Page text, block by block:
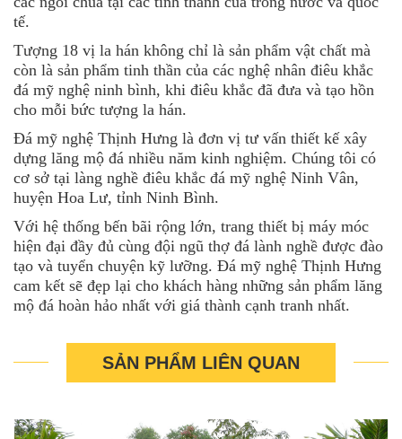
tế.
Tượng 18 vị la hán không chỉ là sản phẩm vật chất mà
còn là sản phẩm tinh thần của các nghệ nhân điêu khắc
đá mỹ nghệ ninh bình, khi điêu khắc đã đưa và tạo hồn
cho mỗi bức tượng la hán.
Đá mỹ nghệ Thịnh Hưng là đơn vị tư vấn thiết kế xây
dựng lăng mộ đá nhiều năm kinh nghiệm. Chúng tôi có
cơ sở tại làng nghề điêu khắc đá mỹ nghệ Ninh Vân,
huyện Hoa Lư, tỉnh Ninh Bình.
Với hệ thống bến bãi rộng lớn, trang thiết bị máy móc
hiện đại đầy đủ cùng đội ngũ thợ đá lành nghề được đào
tạo và tuyển chuyện kỹ lưỡng. Đá mỹ nghệ Thịnh Hưng
cam kết sẽ đẹp lại cho khách hàng những sản phẩm lăng
mộ đá hoàn hảo nhất với giá thành cạnh tranh nhất.
SẢN PHẨM LIÊN QUAN